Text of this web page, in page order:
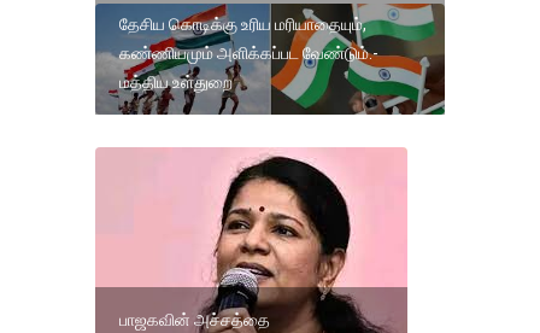
தேசிய கொடிக்கு உரிய மரியாதையும்,
கண்ணியமும் அளிக்கப்பட வேண்டும்.-
மத்திய உள்துறை
பாஜகவின் அச்சத்தை